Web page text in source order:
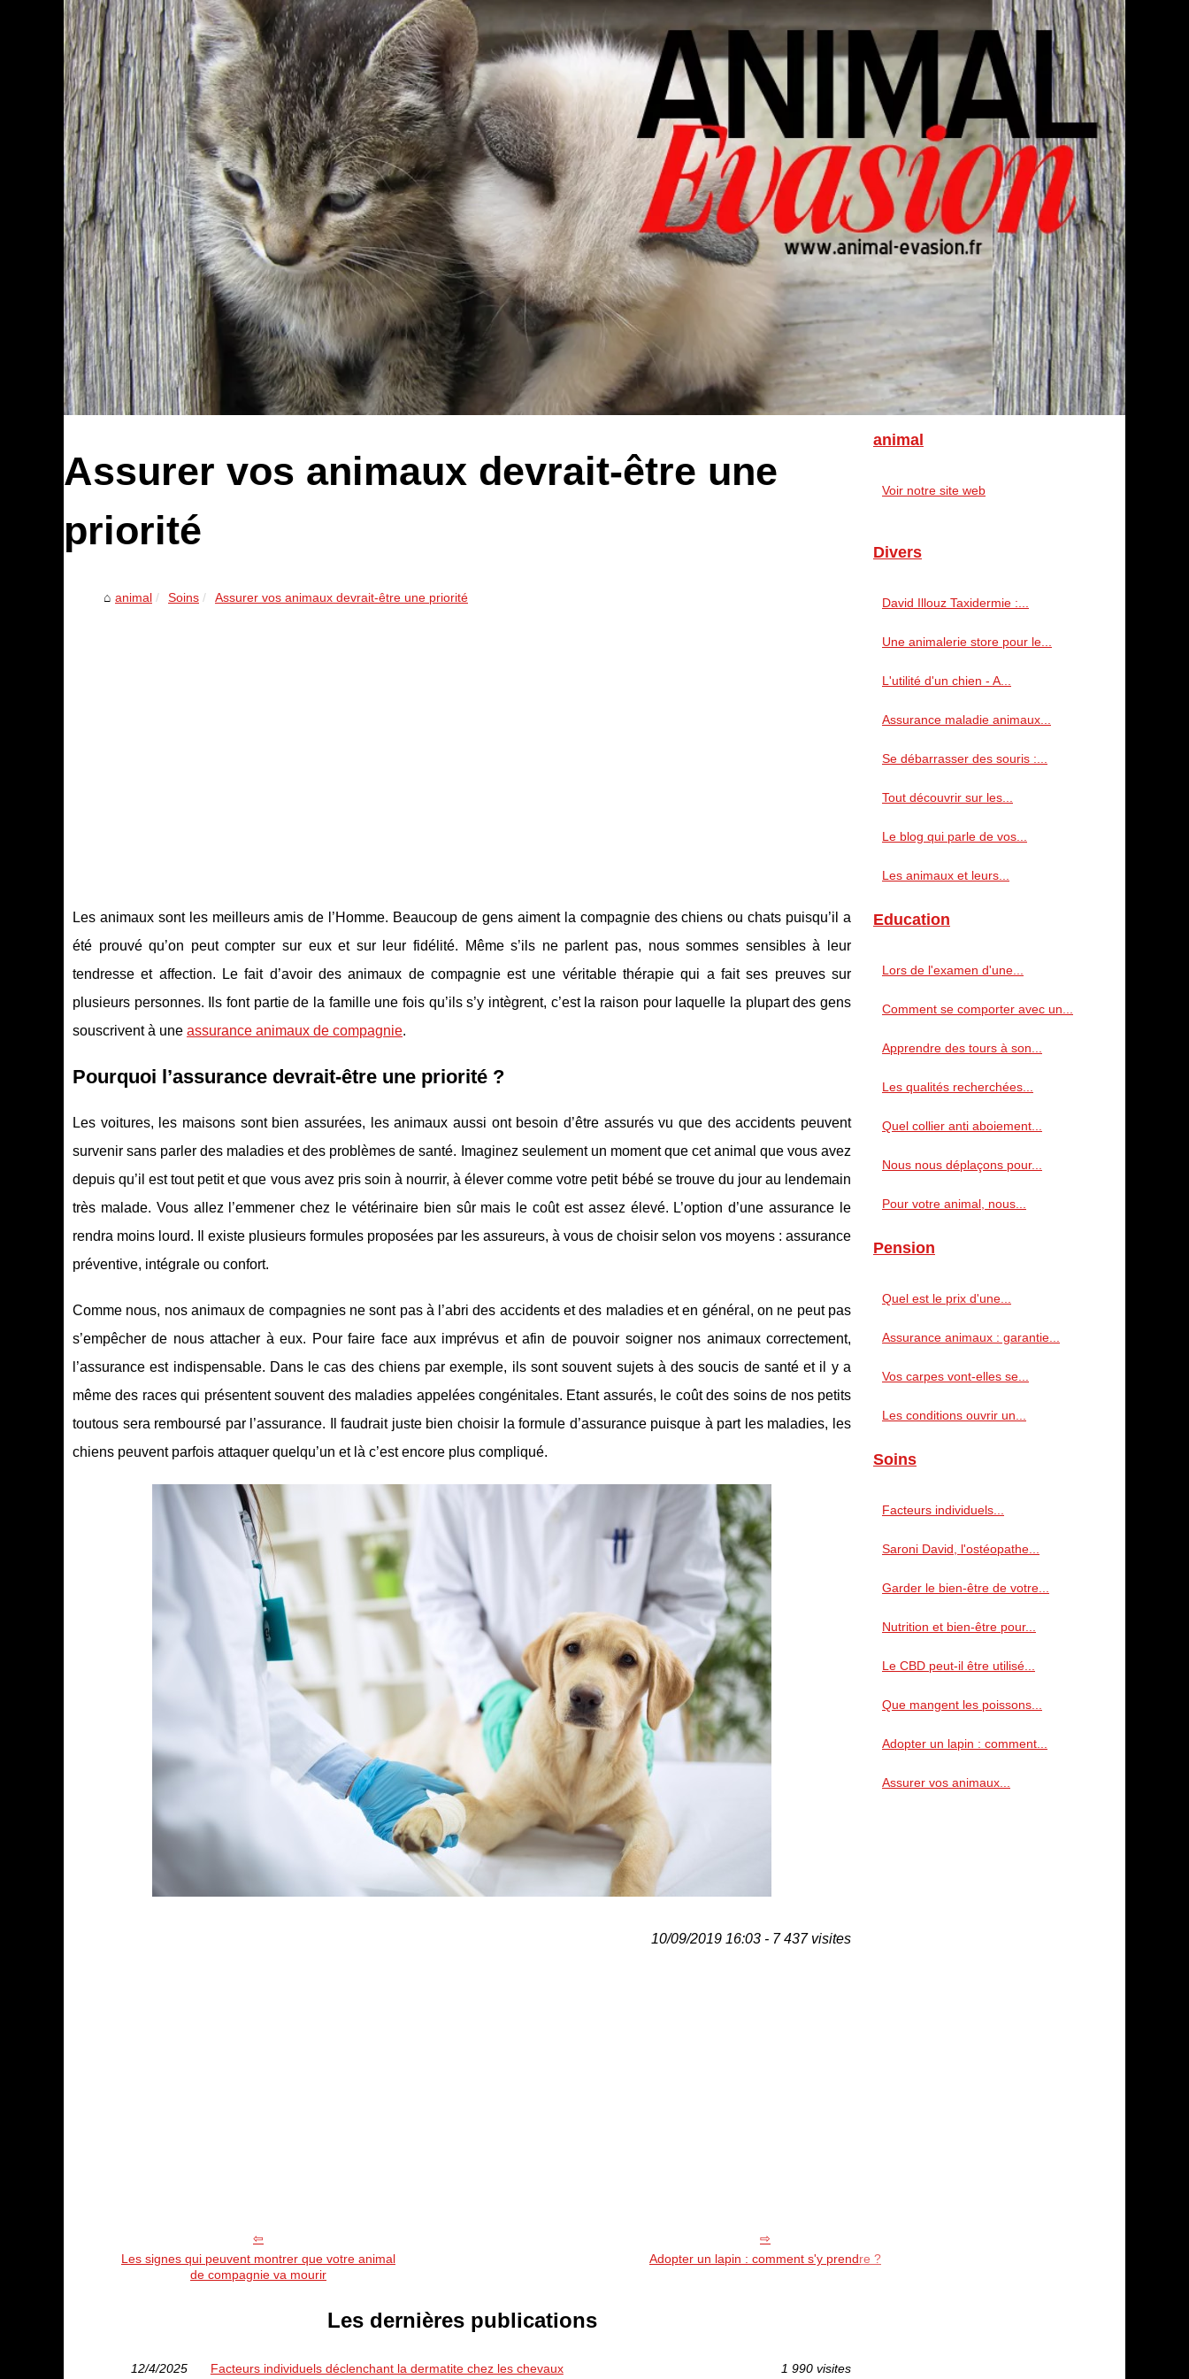
Assurer vos animaux devrait-être une
priorité
animal Soins Assurer vos animaux devrait-être une priorité
Les animaux sont les meilleurs amis de l’Homme. Beaucoup de gens aiment la compagnie des chiens ou chats puisqu’il a
été prouvé qu’on peut compter sur eux et sur leur fidélité. Même s’ils ne parlent pas, nous sommes sensibles à leur
tendresse et affection. Le fait d’avoir des animaux de compagnie est une véritable thérapie qui a fait ses preuves sur
plusieurs personnes. Ils font partie de la famille une fois qu’ils s’y intègrent, c’est la raison pour laquelle la plupart des gens
souscrivent à une assurance animaux de compagnie.
Pourquoi l’assurance devrait-être une priorité ?
Les voitures, les maisons sont bien assurées, les animaux aussi ont besoin d’être assurés vu que des accidents peuvent
survenir sans parler des maladies et des problèmes de santé. Imaginez seulement un moment que cet animal que vous avez
depuis qu’il est tout petit et que vous avez pris soin à nourrir, à élever comme votre petit bébé se trouve du jour au lendemain
très malade. Vous allez l’emmener chez le vétérinaire bien sûr mais le coût est assez élevé. L’option d’une assurance le
rendra moins lourd. Il existe plusieurs formules proposées par les assureurs, à vous de choisir selon vos moyens : assurance
préventive, intégrale ou confort.
Comme nous, nos animaux de compagnies ne sont pas à l’abri des accidents et des maladies et en général, on ne peut pas
s’empêcher de nous attacher à eux. Pour faire face aux imprévus et afin de pouvoir soigner nos animaux correctement,
l’assurance est indispensable. Dans le cas des chiens par exemple, ils sont souvent sujets à des soucis de santé et il y a
même des races qui présentent souvent des maladies appelées congénitales. Etant assurés, le coût des soins de nos petits
toutous sera remboursé par l’assurance. Il faudrait juste bien choisir la formule d’assurance puisque à part les maladies, les
chiens peuvent parfois attaquer quelqu’un et là c’est encore plus compliqué.
10/09/2019 16:03 - 7 437 visites
Les signes qui peuvent montrer que votre animal
de compagnie va mourir
Adopter un lapin : comment s'y prendre ?
Les dernières publications
12/4/2025 Facteurs individuels déclenchant la dermatite chez les chevaux 1 990 visites
animal
Voir notre site web
Divers
David Illouz Taxidermie :...
Une animalerie store pour le...
L'utilité d'un chien - A...
Assurance maladie animaux...
Se débarrasser des souris :...
Tout découvrir sur les...
Le blog qui parle de vos...
Les animaux et leurs...
Education
Lors de l'examen d'une...
Comment se comporter avec un...
Apprendre des tours à son...
Les qualités recherchées...
Quel collier anti aboiement...
Nous nous déplaçons pour...
Pour votre animal, nous...
Pension
Quel est le prix d'une...
Assurance animaux : garantie...
Vos carpes vont-elles se...
Les conditions ouvrir un...
Soins
Facteurs individuels...
Saroni David, l'ostéopathe...
Garder le bien-être de votre...
Nutrition et bien-être pour...
Le CBD peut-il être utilisé...
Que mangent les poissons...
Adopter un lapin : comment...
Assurer vos animaux...